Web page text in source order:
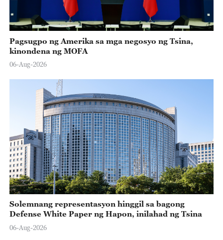
Pagsugpo ng Amerika sa mga negosyo ng Tsina,
kinondena ng MOFA
06-Aug-2026
Solemnang representasyon hinggil sa bagong
Defense White Paper ng Hapon, inilahad ng Tsina
06-Aug-2026